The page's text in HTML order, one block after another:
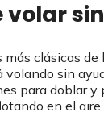
volar
clásicas
sin
para doblar
en el